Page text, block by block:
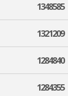
1348585
1321209
1284840
1284355